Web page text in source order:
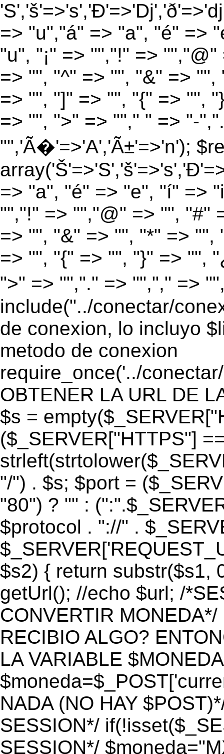
=> "u","á" => "a", "é" =>
"u", "¡" => "","!" =>
=> "", "^" => "", "&" =>
=> "", "]" => "", "{" => "",
=> "", ">" => ""," " => "-
"",'Ã�'=>'A','Ã±'=>'n');
=> "a", "é" => "e", "í" =>
"","!" => "","@" => "", "#"
=> "", "&" => "", "*" =>
=> "", "{" => "", "}" => "",
">" => "","." => "","," =>
include("../conectar/
de conexion, lo incluyo
metodo de conexion
require_once('../
OBTENER LA URL DE
$s =
($_SERVER["HTTPS"]
"/") . $s; $port =
"80") ? "" :
$protocol . "://" .
$s2) { return substr($s1,
getUrl(); //echo $url; /
CONVERTIR
RECIBIO ALGO?
LA VARIABLE
NADA (NO HAY
SESSION*/
SESSION*/